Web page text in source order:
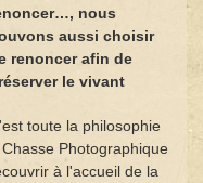
nous
aussi choisir
renoncer afin de
le vivant
toute la philosophie
Photographique
à l'accueil de la